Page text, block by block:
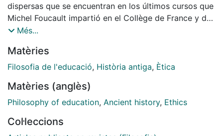
dispersas que se encuentran en los últimos cursos que
Michel Foucault impartió en el Collège de France y de
una lectura sistemática de las fuentes originarias de la
griega deparrhesía
también posee, sino en su vertiente magistral. Desde
el discurso franco con el que un maestro de filosofía
revela a sus discípulos la verdad de lo que son. En un
concepto a través de la delimitación y el
Més...
Matèries
Filosofia de l'educació, Història antiga, Ètica
Matèries (anglès)
Philosophy of education, Ancient history, Ethics
Col·leccions